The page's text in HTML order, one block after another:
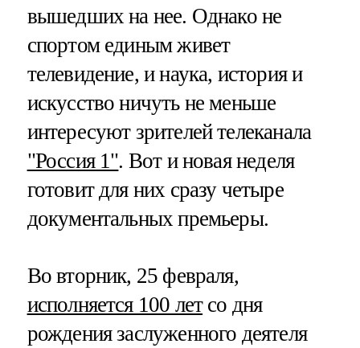
вышедших на нее. Однако не
спортом единым живет
телевидение, и наука, история и
искусство ничуть не меньше
интересуют зрителей телеканала
"Россия 1". Вот и новая неделя
готовит для них сразу четыре
документальных премьеры.
Во вторник, 25 февраля,
исполняется 100 летсо дня
рождения заслуженного деятеля